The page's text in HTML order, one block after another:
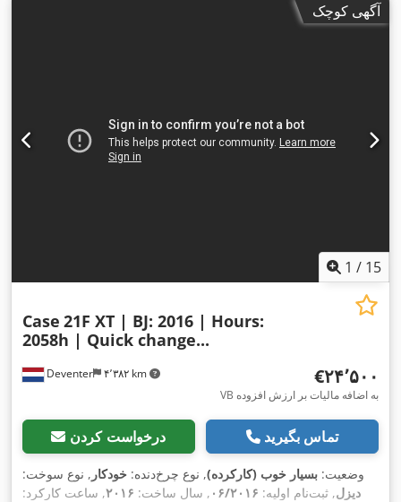
آگهی کوچک
1 / 15
Deventer ۴٬۳۸۲ km
Case 21F XT | BJ: 2016 | Hours:
2058h | Quick change...
‎€۲۴٬۵۰۰
VB به اضافه مالیات بر ارزش افزوده
درخواست کردن تماس بگیرید
وضعیت: بسیار خوب (کارکرده), نوع چرخ‌دنده: خودکار , نوع سوخت:
دیزل, ثبت‌نام اولیه: ۰۶/۲۰۱۶ , سال ساخت: ۲۰۱۶, ساعت کارکرد: